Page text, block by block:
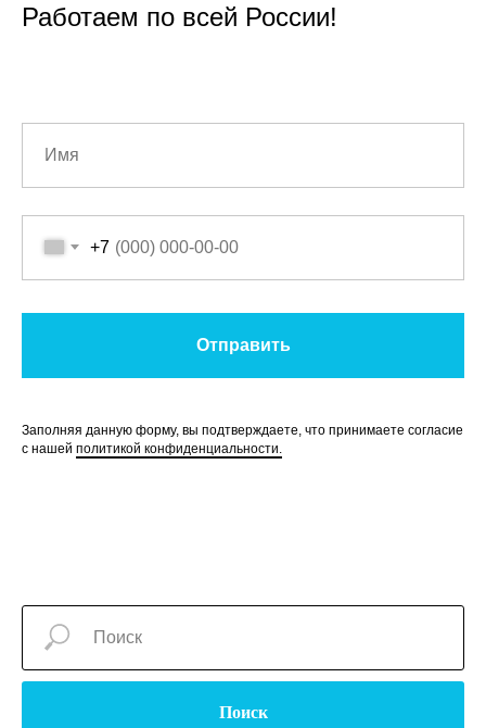
Работаем по всей России!
+7
Отправить
Заполняя данную форму, вы подтверждаете, что принимаете согласие
с нашей политикой конфиденциальности.
Поиск